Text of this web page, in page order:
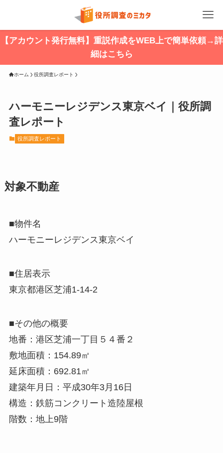
【アカウント発行無料】重説作成をWEB上で簡単依頼→詳
細はこちら
ホーム 役所調査レポート
ハーモニーレジデンス東京ベイ｜役所調
査レポート
役所調査レポート
対象不動産
■物件名
ハーモニーレジデンス東京ベイ
■住居表示
東京都港区芝浦1-14-2
■その他の概要
地番：港区芝浦一丁目５４番２
敷地面積：154.89㎡
延床面積：692.81㎡
建築年月日：平成30年3月16日
構造：鉄筋コンクリート造陸屋根
階数：地上9階